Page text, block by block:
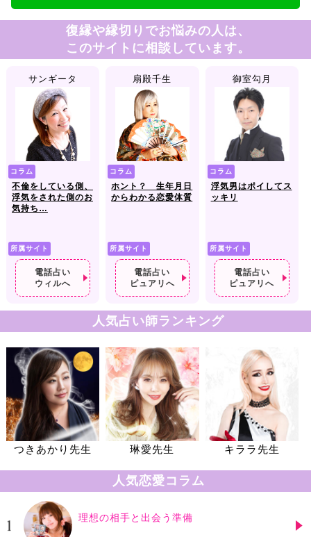
復縁や縁切りでお悩みの人は、
このサイトに相談しています。
サンギータ
コラム
不倫をしている側、
浮気をされた側のお
気持ち…
所属サイト
電話占い
ウィルへ
扇殿千生
コラム
ホント？ 生年月日
からわかる恋愛体質
所属サイト
電話占い
ピュアリへ
御室勾月
コラム
浮気男はポイしてス
ッキリ
所属サイト
電話占い
ピュアリへ
人気占い師ランキング
つきあかり先生 琳愛先生 キララ先生
人気恋愛コラム
理想の相手と出会う準備